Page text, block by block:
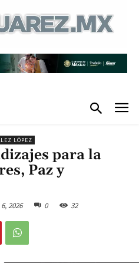
LÓPEZ
para la
Paz y
2026 0 32